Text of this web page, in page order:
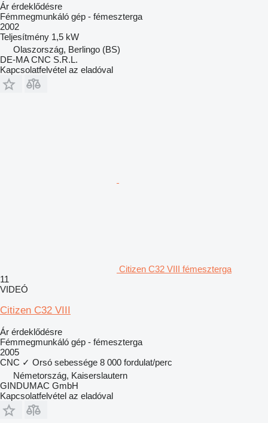
Ár érdeklődésre
Fémmegmunkáló gép - fémeszterga
2002
Teljesítmény 1,5 kW
Olaszország, Berlingo (BS)
DE-MA CNC S.R.L.
Kapcsolatfelvétel az eladóval
Citizen C32 VIII fémeszterga
11
VIDEÓ
Citizen C32 VIII
Ár érdeklődésre
Fémmegmunkáló gép - fémeszterga
2005
CNC ✓ Orsó sebessége 8 000 fordulat/perc
Németország, Kaiserslautern
GINDUMAC GmbH
Kapcsolatfelvétel az eladóval